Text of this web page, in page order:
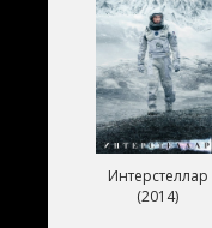
Интерстеллар
(2014)